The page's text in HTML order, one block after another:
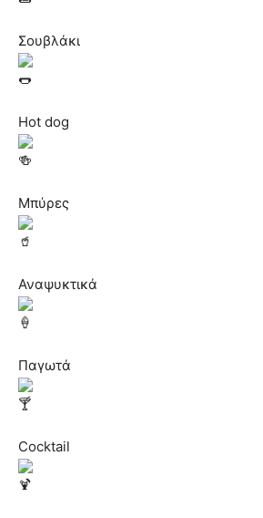
Σουβλάκι
Hot dog
Μπύρες
Αναψυκτικά
Παγωτά
Cocktail